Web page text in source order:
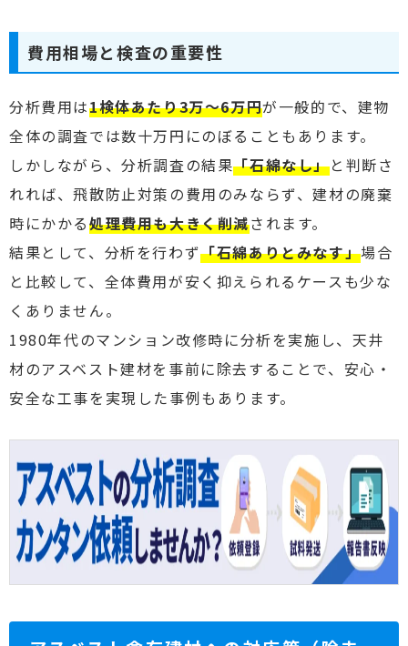
費用相場と検査の重要性
分析費用は1検体あたり3万〜6万円が一般的で、建物
全体の調査では数十万円にのぼることもあります。
しかしながら、分析調査の結果「石綿なし」と判断さ
れれば、飛散防止対策の費用のみならず、建材の廃棄
時にかかる処理費用も大きく削減されます。
結果として、分析を行わず「石綿ありとみなす」場合
と比較して、全体費用が安く抑えられるケースも少な
くありません。
1980年代のマンション改修時に分析を実施し、天井
材のアスベスト建材を事前に除去することで、安心・
安全な工事を実現した事例もあります。